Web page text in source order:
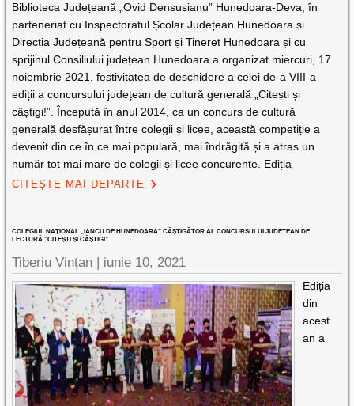
Biblioteca Județeană „Ovid Densusianu” Hunedoara-Deva, în
parteneriat cu Inspectoratul Școlar Județean Hunedoara și
Direcția Județeană pentru Sport și Tineret Hunedoara și cu
sprijinul Consiliului județean Hunedoara a organizat miercuri, 17
noiembrie 2021, festivitatea de deschidere a celei de-a VIII-a
ediții a concursului județean de cultură generală „Citești și
câștigi!”. Începută în anul 2014, ca un concurs de cultură
generală desfășurat între colegii și licee, această competiție a
devenit din ce în ce mai populară, mai îndrăgită și a atras un
număr tot mai mare de colegii și licee concurente. Ediția
CITEȘTE MAI DEPARTE
COLEGIUL NAȚIONAL „IANCU DE HUNEDOARA” CÂȘTIGĂTOR AL CONCURSULUI JUDEȚEAN DE
LECTURĂ ”CITEȘTI ȘI CÂȘTIGI”
Tiberiu Vințan | iunie 10, 2021
Ediția
din
acest
an a